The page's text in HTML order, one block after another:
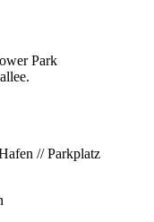
Park
// Parkplatz